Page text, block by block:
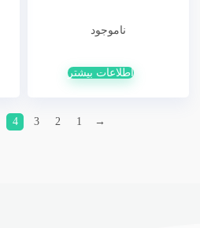
ناموجود
اطلاعات بیشتر
→
1
2
3
4